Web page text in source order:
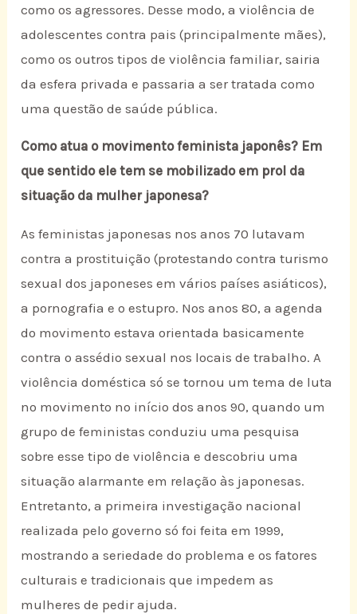
como os agressores. Desse modo, a violência de
adolescentes contra pais (principalmente mães),
como os outros tipos de violência familiar, sairia
da esfera privada e passaria a ser tratada como
uma questão de saúde pública.
Como atua o movimento feminista japonês? Em
que sentido ele tem se mobilizado em prol da
situação da mulher japonesa?
As feministas japonesas nos anos 70 lutavam
contra a prostituição (protestando contra turismo
sexual dos japoneses em vários países asiáticos),
a pornografia e o estupro. Nos anos 80, a agenda
do movimento estava orientada basicamente
contra o assédio sexual nos locais de trabalho. A
violência doméstica só se tornou um tema de luta
no movimento no início dos anos 90, quando um
grupo de feministas conduziu uma pesquisa
sobre esse tipo de violência e descobriu uma
situação alarmante em relação às japonesas.
Entretanto, a primeira investigação nacional
realizada pelo governo só foi feita em 1999,
mostrando a seriedade do problema e os fatores
culturais e tradicionais que impedem as
mulheres de pedir ajuda.